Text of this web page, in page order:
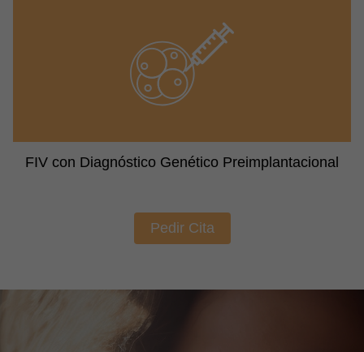
FIV con Diagnóstico Genético Preimplantacional
Pedir Cita